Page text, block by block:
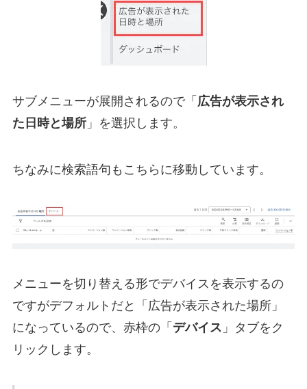
サブメニューが展開されるので「 広告が表示され
た日時と場所」を選択します。
ちなみに検索語句もこちらに移動しています。
メニューを切り替える形でデバイスを表示するの
ですがデフォルトだと「広告が表示された場所」
になっているので、赤枠の「 デバイス 」タブをク
リックします。